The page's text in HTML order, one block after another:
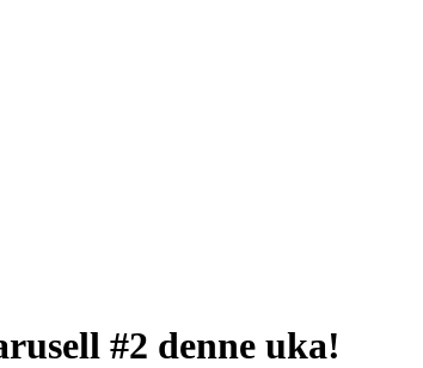
#2 denne uka!